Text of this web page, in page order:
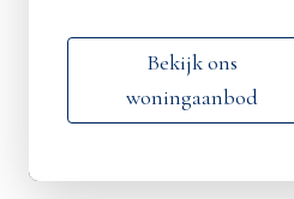
Bekijk ons
woningaanbod